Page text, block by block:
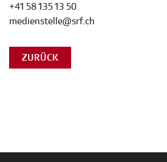
+41 58 135 13 50
medienstelle@srf.ch
ZURÜCK